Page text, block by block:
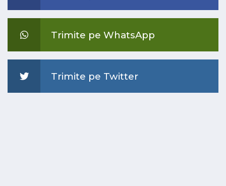
Trimite pe WhatsApp
Trimite pe Twitter